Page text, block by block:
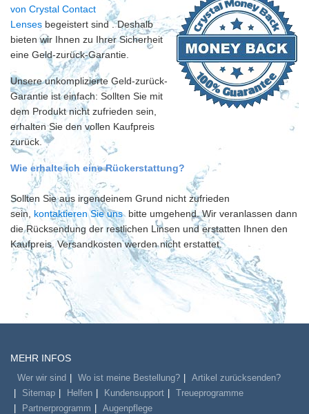
von Crystal Contact
Lenses begeistert sind. Deshalb
bieten wir Ihnen zu Ihrer Sicherheit
eine Geld-zurück-Garantie.
Unsere unkomplizierte Geld-zurück-
Garantie ist einfach: Sollten Sie mit
dem Produkt nicht zufrieden sein,
erhalten Sie den vollen Kaufpreis
zurück.
Wie erhalte ich eine Rückerstattung?
Sollten Sie aus irgendeinem Grund nicht zufrieden
sein,
kontaktieren Sie unsbitte umgehend. Wir veranlassen dann
die Rücksendung der restlichen Linsen und erstatten Ihnen den
Kaufpreis. Versandkosten werden nicht erstattet.
MEHR INFOS
Wer wir sind Wo ist meine Bestellung?
Artikel zurücksenden?
Sitemap
Helfen Kundensupport
Treueprogramme
Partnerprogramm
Augenpflege